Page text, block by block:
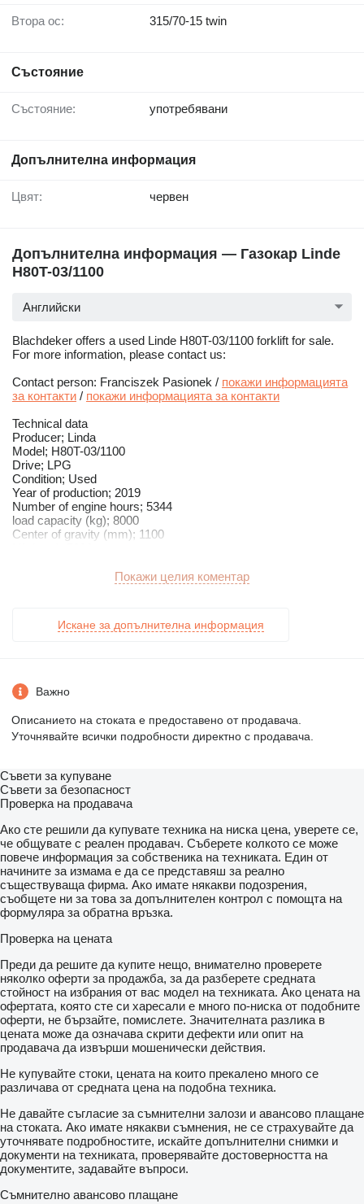
Втора ос: 315/70-15 twin
Състояние
Състояние: употребявани
Допълнителна информация
Цвят: червен
Допълнителна информация — Газокар Linde
H80T-03/1100
Английски
Blachdeker offers a used Linde H80T-03/1100 forklift for sale.
For more information, please contact us:
Contact person: Franciszek Pasionek / покажи информацията
за контакти / покажи информацията за контакти
Technical data
Producer; Linda
Model; H80T-03/1100
Drive; LPG
Condition; Used
Year of production; 2019
Number of engine hours; 5344
load capacity (kg); 8000
Center of gravity (mm); 1100
Free stroke (mm); 2130
Forks (mm); 2400
Weight (kg); 14740
Extension no.; BD-2418
Equipment
Roof protection grid
Blue spot lamp front/rear
Side and rearview mirrors
Heating
Non-marking tires front/rear
KAUP side shift fork positioner
Front lights
Front/rear wipers
About the seller, i.e. Blachdeker:
- On the market since 1998,
- Sale of used Linde and Manitou forklifts,
- Sales of new EP Equipment and Heli strollers,
- Wide rental offer,
- Extensive service network in Poland.
Find out more on our website.
We offer efficient transport within Europe:
- transport on trailers,
- transport on low chassis.
Additionally, we provide UDT tests.
Are you looking for another device?
At our headquarters, we have over 700 warehouse equipment
and forklifts in stock.
Contact our specialists to choose the perfect solution!
Покажи целия коментар
Искане за допълнителна информация
Важно
Описанието на стоката е предоставено от продавача.
Уточнявайте всички подробности директно с продавача.
Съвети за купуване
Съвети за безопасност
Проверка на продавача
Ако сте решили да купувате техника на ниска цена, уверете се,
че общувате с реален продавач. Съберете колкото се може
повече информация за собственика на техниката. Един от
начините за измама е да се представяш за реално
съществуваща фирма. Ако имате някакви подозрения,
съобщете ни за това за допълнителен контрол с помощта на
формуляра за обратна връзка.
Проверка на цената
Преди да решите да купите нещо, внимателно проверете
няколко оферти за продажба, за да разберете средната
стойност на избрания от вас модел на техниката. Ако цената на
офертата, която сте си харесали е много по-ниска от подобните
оферти, не бързайте, помислете. Значителната разлика в
цената може да означава скрити дефекти или опит на
продавача да извърши мошенически действия.
Не купувайте стоки, цената на които прекалено много се
различава от средната цена на подобна техника.
Не давайте съгласие за съмнителни залози и авансово плащане
на стоката. Ако имате някакви съмнения, не се страхувайте да
уточнявате подробностите, искайте допълнителни снимки и
документи на техниката, проверявайте достоверността на
документите, задавайте въпроси.
Съмнително авансово плащане